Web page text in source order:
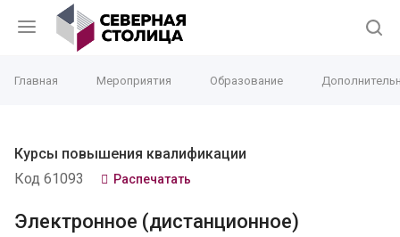
Главная Мероприятия Образование
Курсы повышения квалификации
Код 61093
Распечатать
Электронное (дистанционное)